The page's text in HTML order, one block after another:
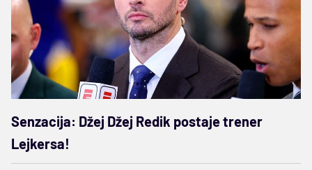
Senzacija: Džej Džej Redik postaje trener
Lejkersa!